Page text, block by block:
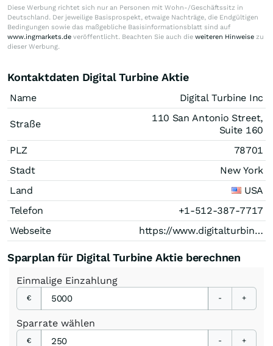
Diese Werbung richtet sich nur an Personen mit Wohn-/Geschäftssitz in
Deutschland. Der jeweilige Basisprospekt, etwaige Nachträge, die Endgültigen
Bedingungen sowie das maßgebliche Basisinformationsblatt sind auf
www.ingmarkets.de veröffentlicht. Beachten Sie auch die weiteren Hinweise zu
dieser Werbung.
Kontaktdaten Digital Turbine Aktie
Name Digital Turbine Inc
Straße
110 San Antonio Street,
Suite 160
PLZ
78701
Stadt
New York
Land
USA
Telefon
+1-512-387-7717
Webseite
https://www.digitalturbine.com/
Sparplan für Digital Turbine Aktie berechnen
Einmalige Einzahlung
€ - +
Sparrate wählen
€ - +